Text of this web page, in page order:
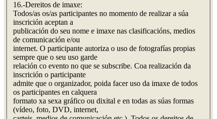
16.-Dereitos de imaxe:
Todos/as os/as participantes no momento de realizar a súa
inscrición aceptan a
publicación do seu nome e imaxe nas clasificacións, medios
de comunicación e/ou
internet. O participante autoriza o uso de fotografías propias
sempre que o seu uso garde
relación co evento no que se subscribe. Coa realización da
inscrición o participante
admite que o organizador, poida facer uso da imaxe de todos
os participantes en calquera
formato xa sexa gráfico ou dixital e en todas as súas formas
(vídeo, foto, DVD, internet,